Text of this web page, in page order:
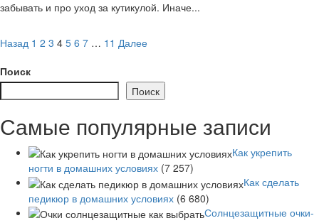
забывать и про уход за кутикулой. Иначе...
Пагинация
записей
Назад 1 2 3 4 5 6 7 … 11 Далее
Поиск
Поиск
Самые популярные записи
Как укрепить
ногти в домашних условиях (7 257)
Как сделать
педикюр в домашних условиях (6 680)
Солнцезащитные очки-